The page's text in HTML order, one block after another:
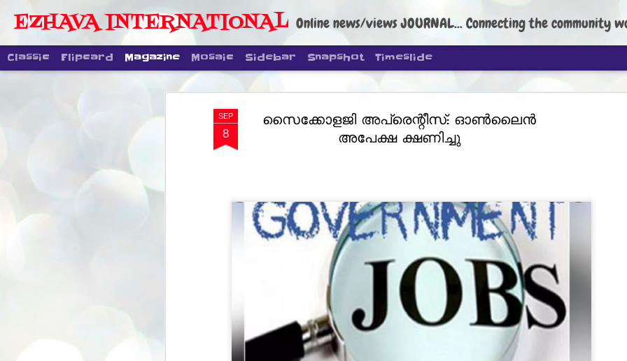
SEP
8
സൈക്കോളജി അപ്രെന്റീസ്: ഓണ്‍ലൈന്‍
അപേക്ഷ ക്ഷണിച്ചു
EZHAVA INTERNATIONAL Online news/views JOURNAL... Connecting the community worldwide
Classic Flipcard Magazine Mosaic Sidebar Snapshot Timeslide
4
regroup,
NEWS CJP DIPKE
NEW DELHI: Cockroach
the group’s immediate
following the student-led
politics as of now.
Dipke told IANS in an
success was not securing
Dharmendra Pradhan but
government on matters of